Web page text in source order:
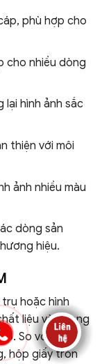
phù hợp cho
cho nhiều dòng
lại hình ảnh sắc
thiện với môi
ảnh nhiều màu
dòng sản
hiệu.
hoặc hình
liệu và phong
So với hộp
hộp giấy tròn